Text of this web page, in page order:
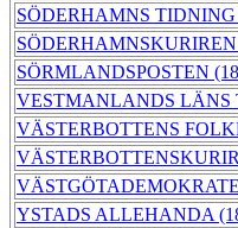
SÖDERHAMNS TIDNING
SÖDERHAMNSKURIREN
SÖRMLANDSPOSTEN
VESTMANLANDS LÄNS
VÄSTERBOTTENS
YSTADS ALLEHANDA